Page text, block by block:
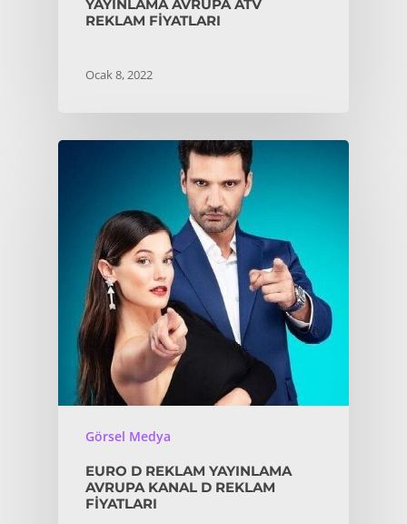
YAYINLAMA AVRUPA ATV
REKLAM FIYATLARI
Ocak 8, 2022
Görsel Medya
EURO D REKLAM YAYINLAMA
AVRUPA KANAL D REKLAM
FIYATLARI